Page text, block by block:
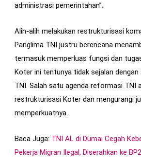
administrasi pemerintahan”.
Alih-alih melakukan restrukturisasi
Panglima TNI justru berencana
termasuk memperluas fungsi dan
Koter ini tentunya tidak sejalan
TNI. Salah satu agenda reformasi TNI
restrukturisasi Koter dan mengurangi
memperkuatnya.
Baca Juga: TNI AL di Dumai Cegah
Pekerja Migran Ilegal, Diserahkan ke